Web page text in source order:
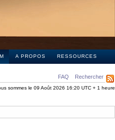
A PROPOS RESSOURCES
FAQ Rechercher
sommes le 09 Août 2026 16:20 UTC + 1 heure